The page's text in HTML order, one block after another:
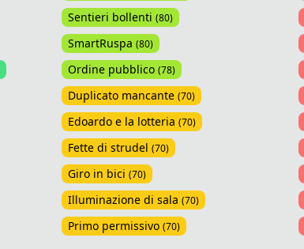
Sentieri bollenti (80)
SmartRuspa (80)
Ordine pubblico (78)
Duplicato mancante (70)
Edoardo e la lotteria (70)
Fette di strudel (70)
Giro in bici (70)
Illuminazione di sala (70)
Primo permissivo (70)